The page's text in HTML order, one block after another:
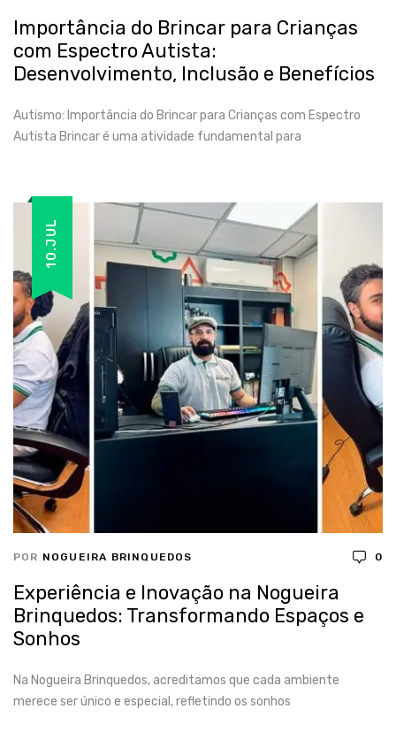
Importância do Brincar para Crianças
com Espectro Autista:
Desenvolvimento, Inclusão e Benefícios
Autismo: Importância do Brincar para Crianças com Espectro
Autista Brincar é uma atividade fundamental para
10.JUL
POR NOGUEIRA BRINQUEDOS 0
Experiência e Inovação na Nogueira
Brinquedos: Transformando Espaços e
Sonhos
Na Nogueira Brinquedos, acreditamos que cada ambiente
merece ser único e especial, refletindo os sonhos